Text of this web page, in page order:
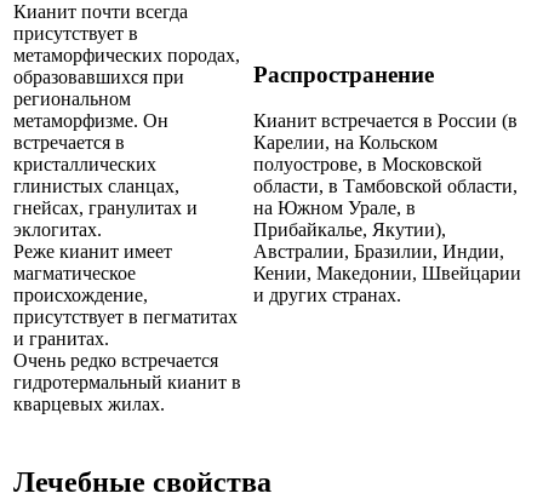
Кианит почти всегда
присутствует в
метаморфических породах,
образовавшихся при
региональном
метаморфизме. Он
встречается в
кристаллических
глинистых сланцах,
гнейсах, гранулитах и
эклогитах.
Реже кианит имеет
магматическое
происхождение,
присутствует в пегматитах
и гранитах.
Очень редко встречается
гидротермальный кианит в
кварцевых жилах.
Распространение
Кианит встречается в России (в
Карелии, на Кольском
полуострове, в Московской
области, в Тамбовской области,
на Южном Урале, в
Прибайкалье, Якутии),
Австралии, Бразилии, Индии,
Кении, Македонии, Швейцарии
и других странах.
Лечебные свойства